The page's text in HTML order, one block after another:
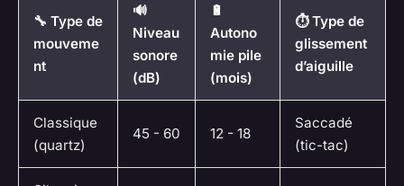
🔧 Type de
mouveme
nt
🔊
Niveau
sonore
(dB)
🔋
Autono
mie pile
(mois)
⏱️ Type de
glissement
d’aiguille
Classique
(quartz)
45 - 60 12 - 18
Saccadé
(tic-tac)